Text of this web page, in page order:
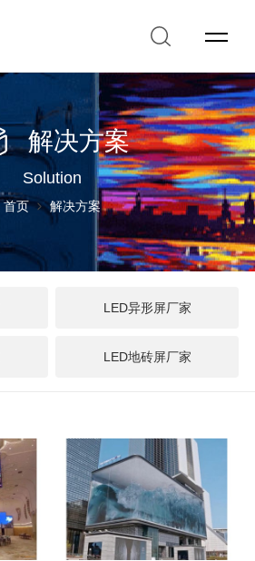
解决方案
Solution
首页 解决方案
LED异形屏厂家
LED地砖屏厂家